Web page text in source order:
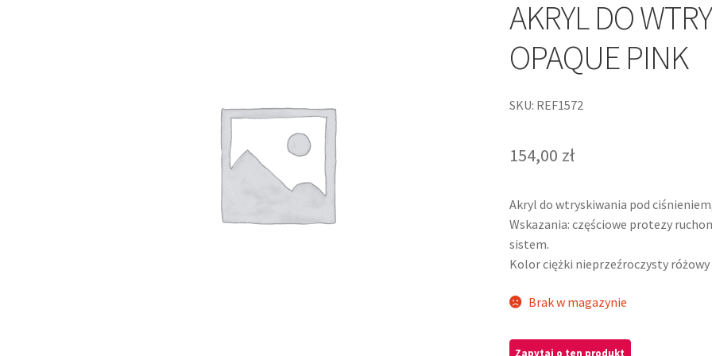
AKRYL DO
OPAQUE PINK
SKU: REF1572
154,00 zł
Akryl do wtryskiwania pod
Wskazania: częściowe protezy
sistem.
Kolor ciężki nieprzeźroczysty różowy
Brak w magazynie